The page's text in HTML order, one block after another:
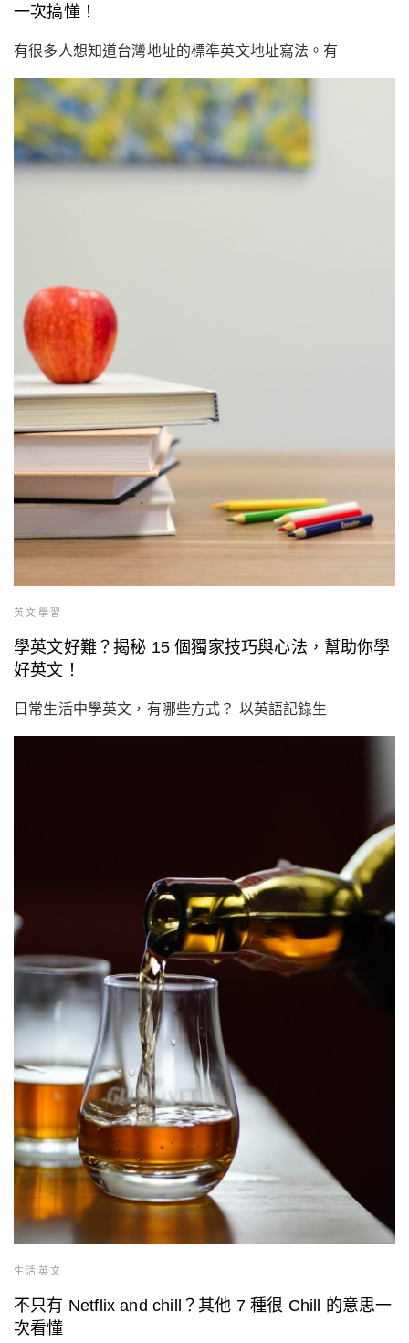
一次搞懂！
有很多人想知道台灣地址的標準英文地址寫法。有
英文學習
學英文好難？揭秘 15 個獨家技巧與心法，幫助你學
好英文！
日常生活中學英文，有哪些方式？ 以英語記錄生
生活英文
不只有 Netflix and chill？其他 7 種很 Chill 的意思一
次看懂